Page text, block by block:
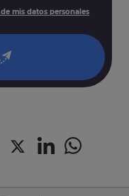
suprimir sus datos,
explica en nuestra
mis datos personales